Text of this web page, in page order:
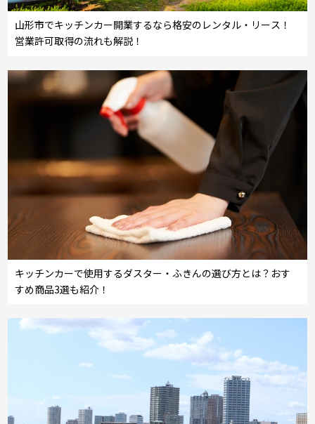
山形市でキッチンカー開業するなら格安のレンタル・リース！
営業許可取得の流れも解説！
キッチンカーで使用するダスター・ふきんの選び方とは？おす
すめ商品3選も紹介！